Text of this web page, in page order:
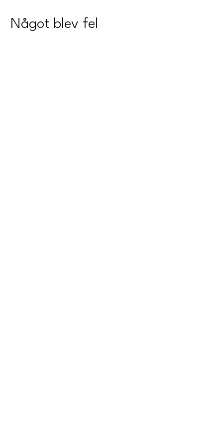
Något blev fel